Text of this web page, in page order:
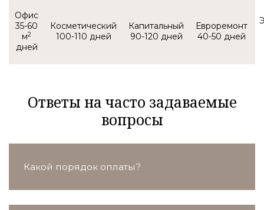
Офис
35-60
м2 100-110 90-120 40-50
Ответы на часто задаваемые
вопросы
Какой порядок оплаты?